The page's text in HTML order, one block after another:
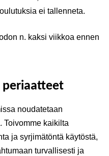
ei tallenneta.
n. kaksi viikkoa ennen
periaatteet
noudatetaan
Toivomme kaikilta
ja syrjimätöntä käytöstä,
turvallisesti ja